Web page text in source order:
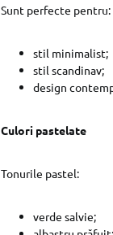
Sunt perfecte pentru:
stil minimalist;
stil scandinav;
design
Culori pastelate
Tonurile pastel:
verde salvie;